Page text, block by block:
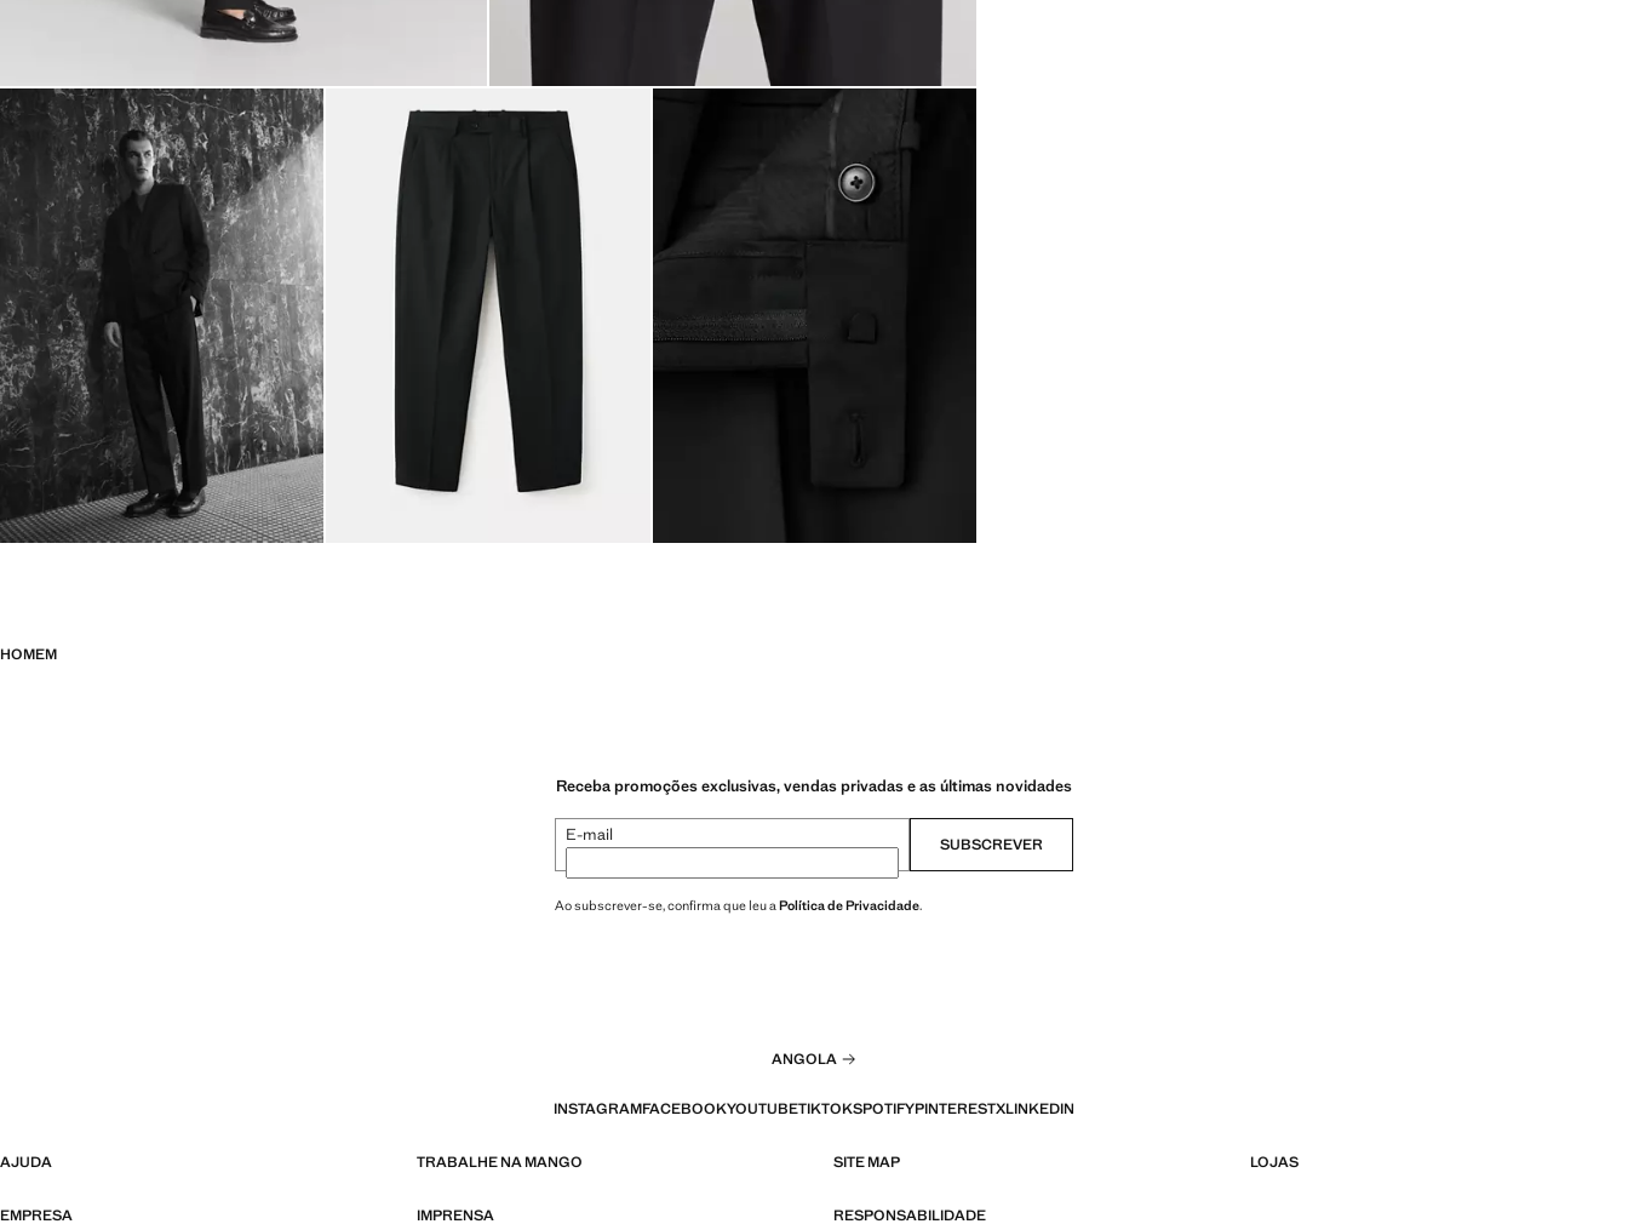
HOMEM
Receba promoções exclusivas, vendas privadas e as últimas novidades
E-mail SUBSCREVER
Ao subscrever-se, confirma que leu aPolítica de Privacidade.
ANGOLA
INSTAGRAMFACEBOOKYOUTUBETIKTOKSPOTIFYPINTERESTXLINKEDIN
AJUDA TRABALHE NA MANGO SITE MAP LOJAS
EMPRESA IMPRENSA RESPONSABILIDADE